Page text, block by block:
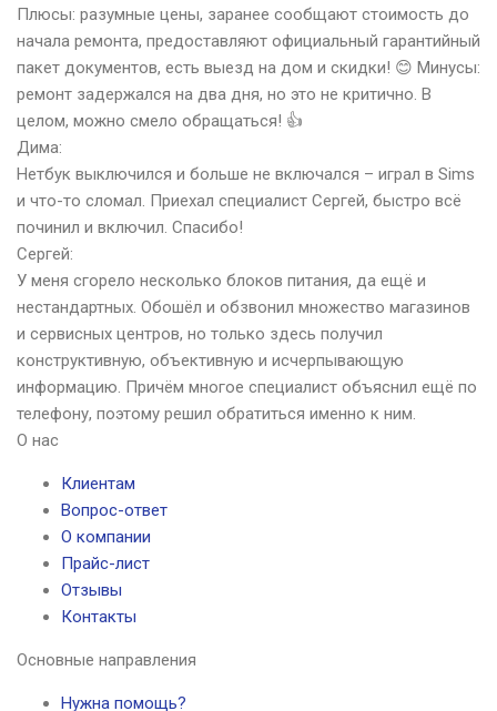
Плюсы: разумные цены, заранее сообщают стоимость до
начала ремонта, предоставляют официальный гарантийный
пакет документов, есть выезд на дом и скидки! 😊 Минусы:
ремонт задержался на два дня, но это не критично. В
целом, можно смело обращаться! 👍
Дима:
Нетбук выключился и больше не включался – играл в Sims
и что-то сломал. Приехал специалист Сергей, быстро всё
починил и включил. Спасибо!
Сергей:
У меня сгорело несколько блоков питания, да ещё и
нестандартных. Обошёл и обзвонил множество магазинов
и сервисных центров, но только здесь получил
конструктивную, объективную и исчерпывающую
информацию. Причём многое специалист объяснил ещё по
телефону, поэтому решил обратиться именно к ним.
О нас
Клиентам
Вопрос-ответ
О компании
Прайс-лист
Отзывы
Контакты
Основные направления
Нужна помощь?